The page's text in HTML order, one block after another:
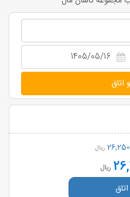
ریال
ریال